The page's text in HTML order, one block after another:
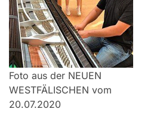
Foto aus der NEUEN
WESTFÄLISCHEN vom
20.07.2020